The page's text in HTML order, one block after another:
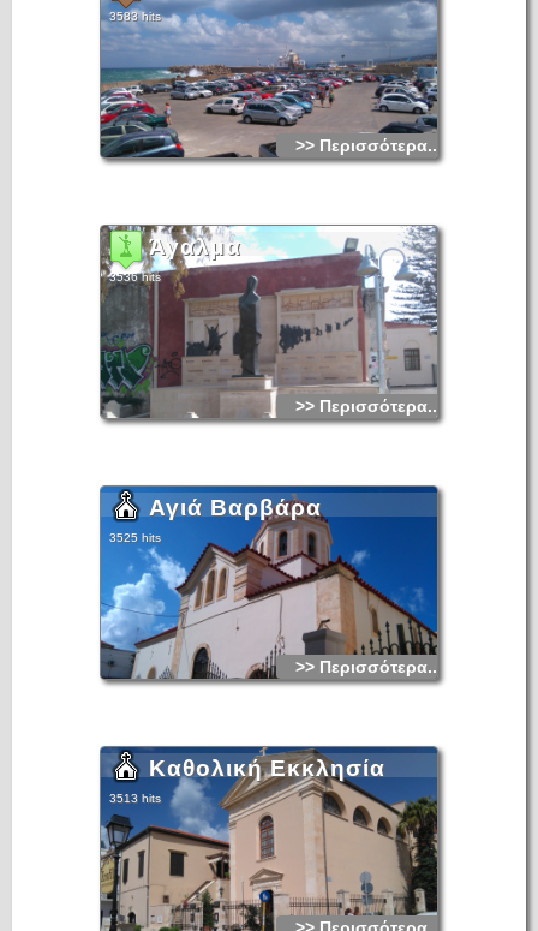
3583 hits
>> Περισσότερα...
Άγαλμα
3536 hits
>> Περισσότερα...
Αγιά Βαρβάρα
3525 hits
>> Περισσότερα...
Καθολική Εκκλησία
3513 hits